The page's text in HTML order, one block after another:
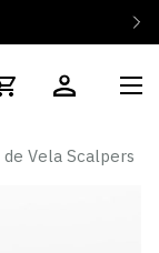
de Vela Scalpers